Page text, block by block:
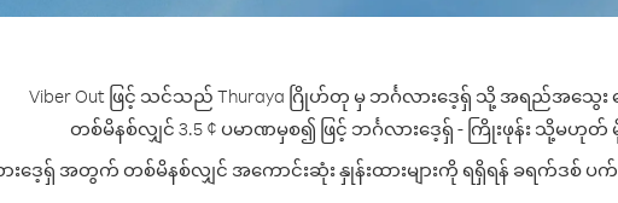
Viber Out ဖြင့် သင်သည် Thuraya ဂြိုဟ်တု မှ ဘင်္ဂလားဒေ့ရှ် သို့ အရည်အသွေး
တစ်မိနစ်လျှင် 3.5 ¢ ပမာဏမှစ၍ ဖြင့် ဘင်္ဂလားဒေ့ရှ် - ကြိုးဖုန်း သို့မဟု
းဒေ့ရှ် အတွက် တစ်မိနစ်လျှင် အကောင်းဆုံး နှုန်းထားများကို ရရှိရန် ခရက်ဒစ်